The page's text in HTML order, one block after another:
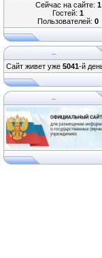
Сейчас на сайте: 1
Гостей: 1
Пользователей: 0
...
Сайт живет уже 5041-й
...